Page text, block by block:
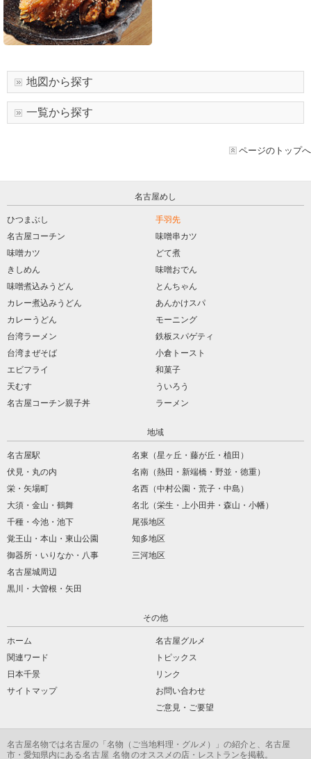
地図から探す
一覧から探す
ページのトップへ
名古屋めし
ひつまぶし
名古屋コーチン
味噌カツ
きしめん
味噌煮込みうどん
カレー煮込みうどん
カレーうどん
台湾ラーメン
台湾まぜそば
エビフライ
天むす
名古屋コーチン親子丼
手羽先
味噌串カツ
どて煮
味噌おでん
とんちゃん
あんかけスパ
モーニング
鉄板スパゲティ
小倉トースト
和菓子
ういろう
ラーメン
地域
名古屋駅
伏見・丸の内
栄・矢場町
大須・金山・鶴舞
千種・今池・池下
覚王山・本山・東山公園
御器所・いりなか・八事
名古屋城周辺
黒川・大曽根・矢田
名東（星ヶ丘・藤が丘・植田）
名南（熱田・新端橋・野並・徳重）
名西（中村公園・荒子・中島）
名北（栄生・上小田井・森山・小幡）
尾張地区
知多地区
三河地区
その他
ホーム
名古屋グルメ
関連ワード
トピックス
日本千景
リンク
サイトマップ
お問い合わせ
ご意見・ご要望
名古屋名物では名古屋の「名物 （ご当地料理・グルメ）」の紹介と、名古屋
市・愛知県内にある名古屋 名物 のオススメの店・レストランを掲載。